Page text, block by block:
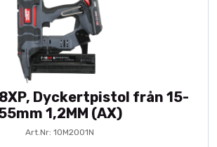
Dyckertpistol från 15-
1,2MM (AX)
Art.Nr: 10M2001N